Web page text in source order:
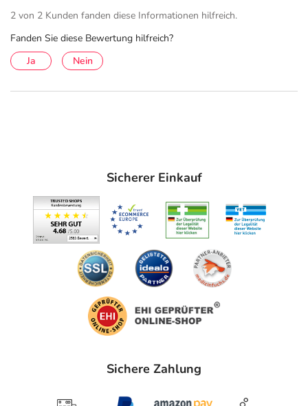
2 von 2 Kunden fanden diese Informationen hilfreich.
Fanden Sie diese Bewertung hilfreich?
Ja
Nein
Sicherer Einkauf
Sichere Zahlung